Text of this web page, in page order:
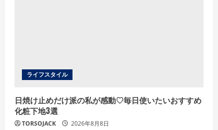
ライフスタイル
日焼け止めだけ派の私が感動♡毎日使いたいおすすめ
化粧下地3選
TORSOJACK 2026年8月8日